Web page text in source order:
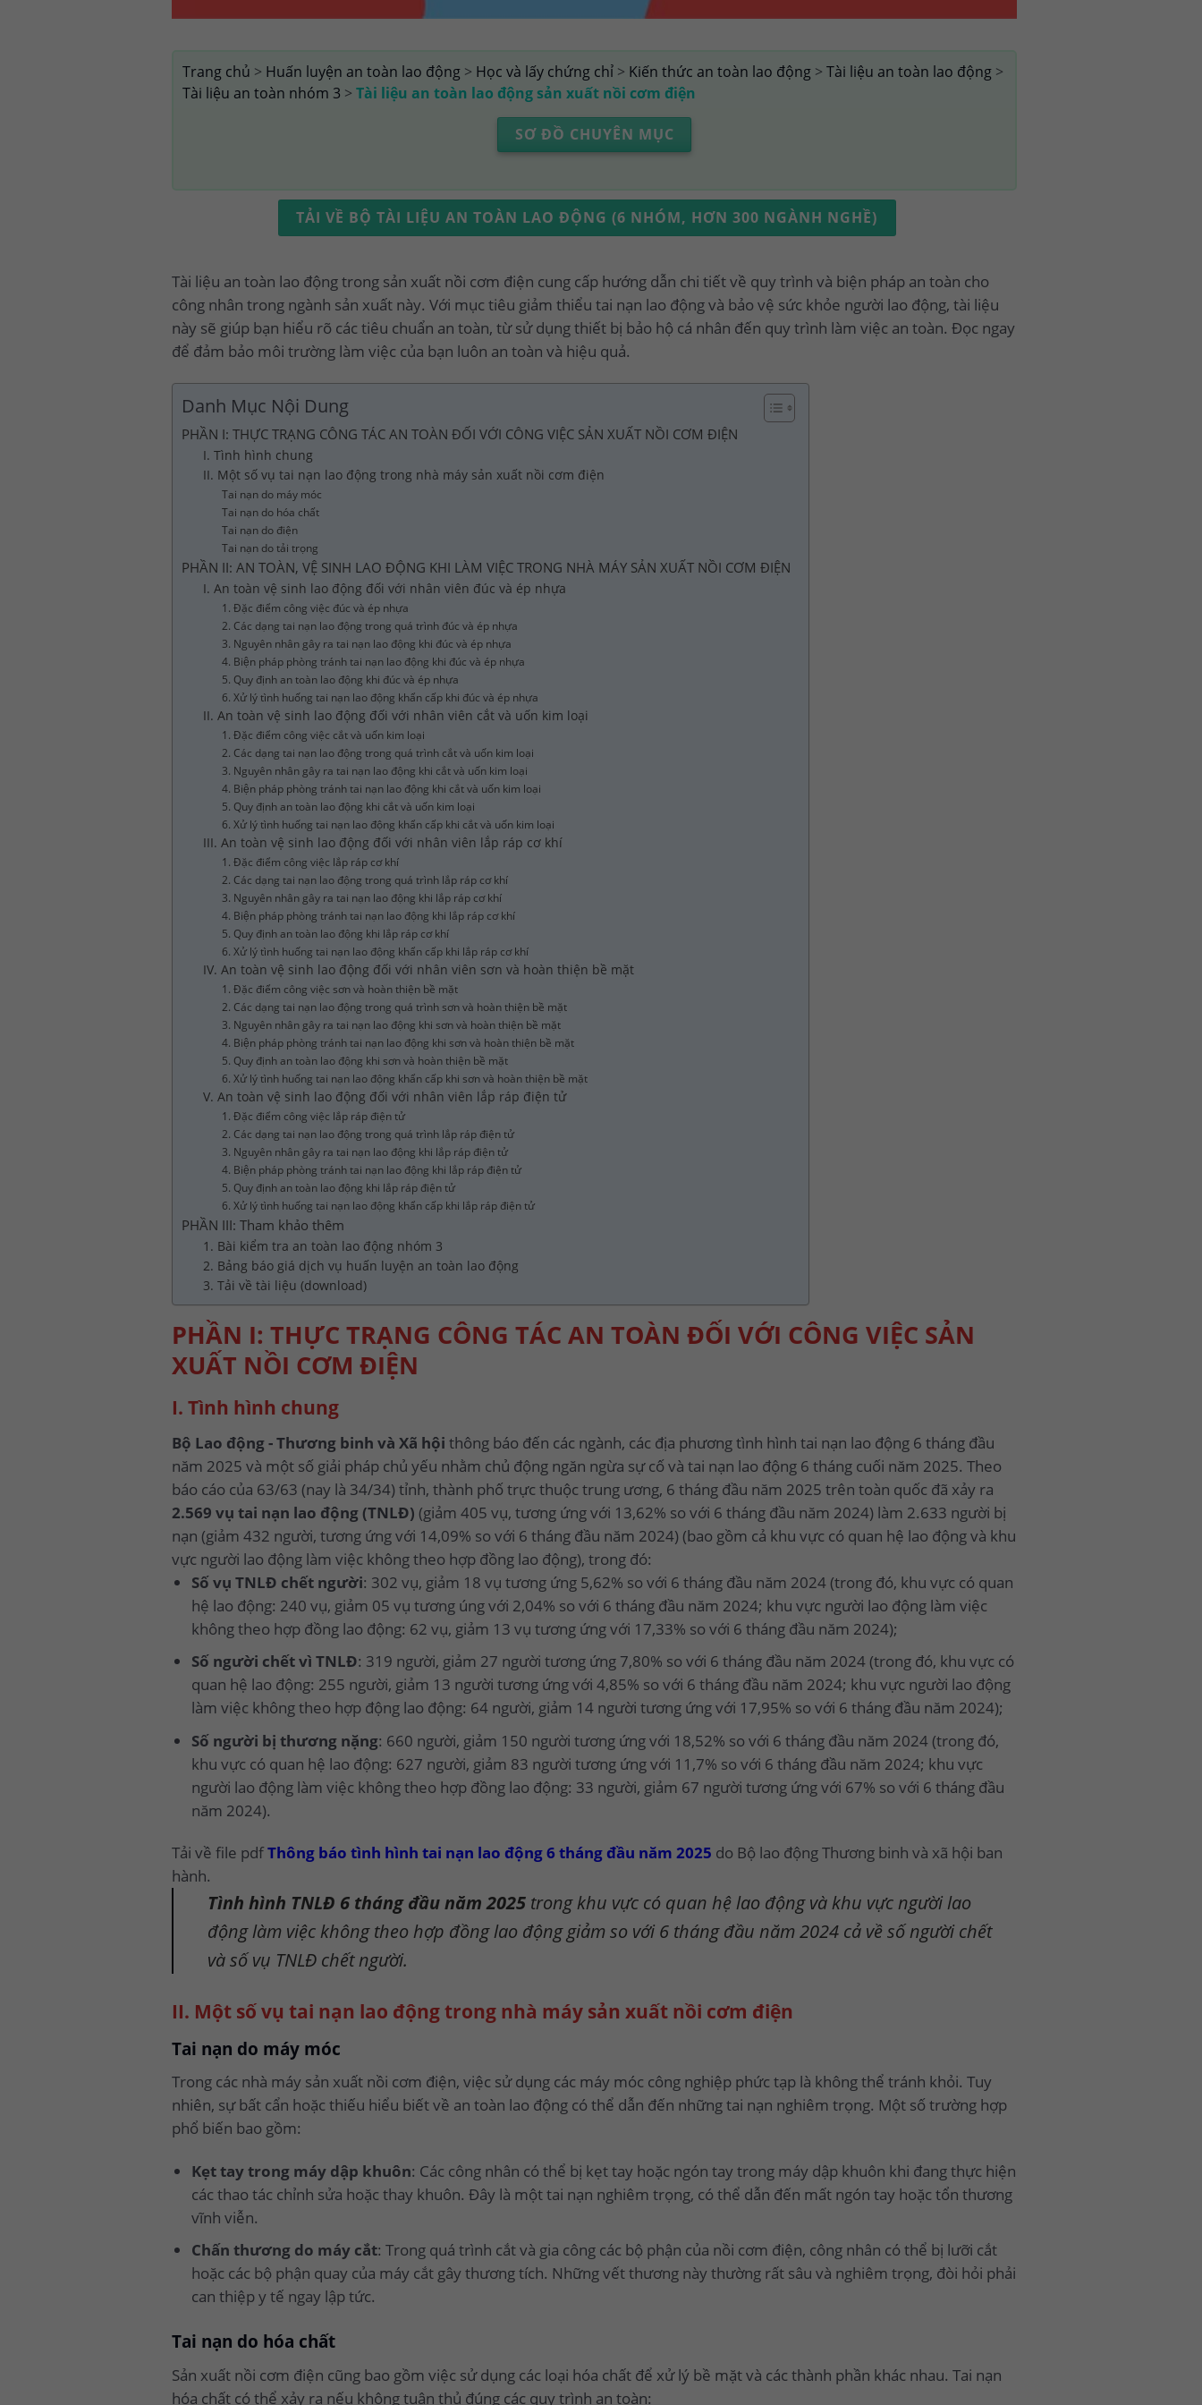
Trang chủ > Huấn luyện an toàn lao động > Học và lấy chứng chỉ > Kiến thức an toàn lao động > Tài liệu an toàn lao động >
Tài liệu an toàn nhóm 3 > Tài liệu an toàn lao động sản xuất nồi cơm điện
SƠ ĐỒ CHUYÊN MỤC
TẢI VỀ BỘ TÀI LIỆU AN TOÀN LAO ĐỘNG (6 NHÓM, HƠN 300 NGÀNH NGHỀ)
Tài liệu an toàn lao động trong sản xuất nồi cơm điện cung cấp hướng dẫn chi tiết về quy trình và biện pháp an toàn cho
công nhân trong ngành sản xuất này. Với mục tiêu giảm thiểu tai nạn lao động và bảo vệ sức khỏe người lao động, tài liệu
này sẽ giúp bạn hiểu rõ các tiêu chuẩn an toàn, từ sử dụng thiết bị bảo hộ cá nhân đến quy trình làm việc an toàn. Đọc ngay
để đảm bảo môi trường làm việc của bạn luôn an toàn và hiệu quả.
Danh Mục Nội Dung
PHẦN I: THỰC TRẠNG CÔNG TÁC AN TOÀN ĐỐI VỚI CÔNG VIỆC SẢN XUẤT NỒI CƠM ĐIỆN
I. Tình hình chung
II. Một số vụ tai nạn lao động trong nhà máy sản xuất nồi cơm điện
Tai nạn do máy móc
Tai nạn do hóa chất
Tai nạn do điện
Tai nạn do tải trọng
PHẦN II: AN TOÀN, VỆ SINH LAO ĐỘNG KHI LÀM VIỆC TRONG NHÀ MÁY SẢN XUẤT NỒI CƠM ĐIỆN
I. An toàn vệ sinh lao động đối với nhân viên đúc và ép nhựa
1. Đặc điểm công việc đúc và ép nhựa
2. Các dạng tai nạn lao động trong quá trình đúc và ép nhựa
3. Nguyên nhân gây ra tai nạn lao động khi đúc và ép nhựa
4. Biện pháp phòng tránh tai nạn lao động khi đúc và ép nhựa
5. Quy định an toàn lao động khi đúc và ép nhựa
6. Xử lý tình huống tai nạn lao động khẩn cấp khi đúc và ép nhựa
II. An toàn vệ sinh lao động đối với nhân viên cắt và uốn kim loại
1. Đặc điểm công việc cắt và uốn kim loại
2. Các dạng tai nạn lao động trong quá trình cắt và uốn kim loại
3. Nguyên nhân gây ra tai nạn lao động khi cắt và uốn kim loại
4. Biện pháp phòng tránh tai nạn lao động khi cắt và uốn kim loại
5. Quy định an toàn lao động khi cắt và uốn kim loại
6. Xử lý tình huống tai nạn lao động khẩn cấp khi cắt và uốn kim loại
III. An toàn vệ sinh lao động đối với nhân viên lắp ráp cơ khí
1. Đặc điểm công việc lắp ráp cơ khí
2. Các dạng tai nạn lao động trong quá trình lắp ráp cơ khí
3. Nguyên nhân gây ra tai nạn lao động khi lắp ráp cơ khí
4. Biện pháp phòng tránh tai nạn lao động khi lắp ráp cơ khí
5. Quy định an toàn lao động khi lắp ráp cơ khí
6. Xử lý tình huống tai nạn lao động khẩn cấp khi lắp ráp cơ khí
IV. An toàn vệ sinh lao động đối với nhân viên sơn và hoàn thiện bề mặt
1. Đặc điểm công việc sơn và hoàn thiện bề mặt
2. Các dạng tai nạn lao động trong quá trình sơn và hoàn thiện bề mặt
3. Nguyên nhân gây ra tai nạn lao động khi sơn và hoàn thiện bề mặt
4. Biện pháp phòng tránh tai nạn lao động khi sơn và hoàn thiện bề mặt
5. Quy định an toàn lao động khi sơn và hoàn thiện bề mặt
6. Xử lý tình huống tai nạn lao động khẩn cấp khi sơn và hoàn thiện bề mặt
V. An toàn vệ sinh lao động đối với nhân viên lắp ráp điện tử
1. Đặc điểm công việc lắp ráp điện tử
2. Các dạng tai nạn lao động trong quá trình lắp ráp điện tử
3. Nguyên nhân gây ra tai nạn lao động khi lắp ráp điện tử
4. Biện pháp phòng tránh tai nạn lao động khi lắp ráp điện tử
5. Quy định an toàn lao động khi lắp ráp điện tử
6. Xử lý tình huống tai nạn lao động khẩn cấp khi lắp ráp điện tử
PHẦN III: Tham khảo thêm
1. Bài kiểm tra an toàn lao động nhóm 3
2. Bảng báo giá dịch vụ huấn luyện an toàn lao động
3. Tải về tài liệu (download)
PHẦN I: THỰC TRẠNG CÔNG TÁC AN TOÀN ĐỐI VỚI CÔNG VIỆC SẢN
XUẤT NỒI CƠM ĐIỆN
I. Tình hình chung
Bộ Lao động - Thương binh và Xã hội thông báo đến các ngành, các địa phương tình hình tai nạn lao động 6 tháng đầu
năm 2025 và một số giải pháp chủ yếu nhằm chủ động ngăn ngừa sự cố và tai nạn lao động 6 tháng cuối năm 2025. Theo
báo cáo của 63/63 (nay là 34/34) tỉnh, thành phố trực thuộc trung ương, 6 tháng đầu năm 2025 trên toàn quốc đã xảy ra
2.569 vụ tai nạn lao động (TNLĐ) (giảm 405 vụ, tương ứng với 13,62% so với 6 tháng đầu năm 2024) làm 2.633 người bị
nạn (giảm 432 người, tương ứng với 14,09% so với 6 tháng đầu năm 2024) (bao gồm cả khu vực có quan hệ lao động và khu
vực người lao động làm việc không theo hợp đồng lao động), trong đó:
Số vụ TNLĐ chết người: 302 vụ, giảm 18 vụ tương ứng 5,62% so với 6 tháng đầu năm 2024 (trong đó, khu vực có quan
hệ lao động: 240 vụ, giảm 05 vụ tương úng với 2,04% so với 6 tháng đầu năm 2024; khu vực người lao động làm việc
không theo hợp đồng lao động: 62 vụ, giảm 13 vụ tương ứng với 17,33% so với 6 tháng đầu năm 2024);
Số người chết vì TNLĐ: 319 người, giảm 27 người tương ứng 7,80% so với 6 tháng đầu năm 2024 (trong đó, khu vực có
quan hệ lao động: 255 người, giảm 13 người tương ứng với 4,85% so với 6 tháng đầu năm 2024; khu vực người lao động
làm việc không theo hợp động lao động: 64 người, giảm 14 người tương ứng với 17,95% so với 6 tháng đầu năm 2024);
Số người bị thương nặng: 660 người, giảm 150 người tương ứng với 18,52% so với 6 tháng đầu năm 2024 (trong đó,
khu vực có quan hệ lao động: 627 người, giảm 83 người tương ứng với 11,7% so với 6 tháng đầu năm 2024; khu vực
người lao động làm việc không theo hợp đồng lao động: 33 người, giảm 67 người tương ứng với 67% so với 6 tháng đầu
năm 2024).
Tải về file pdfThông báo tình hình tai nạn lao động 6 tháng đầu năm 2025 do Bộ lao động Thương binh và xã hội ban
hành.
Tình hình TNLĐ 6 tháng đầu năm 2025trong khu vực có quan hệ lao động và khu vực người lao
động làm việc không theo hợp đồng lao động giảm so với 6 tháng đầu năm 2024 cả về số người chết
và số vụ TNLĐ chết người.
II. Một số vụ tai nạn lao động trong nhà máy sản xuất nồi cơm điện
Tai nạn do máy móc
Trong các nhà máy sản xuất nồi cơm điện, việc sử dụng các máy móc công nghiệp phức tạp là không thể tránh khỏi. Tuy
nhiên, sự bất cẩn hoặc thiếu hiểu biết về an toàn lao động có thể dẫn đến những tai nạn nghiêm trọng. Một số trường hợp
phổ biến bao gồm:
Kẹt tay trong máy dập khuôn: Các công nhân có thể bị kẹt tay hoặc ngón tay trong máy dập khuôn khi đang thực hiện
các thao tác chỉnh sửa hoặc thay khuôn. Đây là một tai nạn nghiêm trọng, có thể dẫn đến mất ngón tay hoặc tổn thương
vĩnh viễn.
Chấn thương do máy cắt: Trong quá trình cắt và gia công các bộ phận của nồi cơm điện, công nhân có thể bị lưỡi cắt
hoặc các bộ phận quay của máy cắt gây thương tích. Những vết thương này thường rất sâu và nghiêm trọng, đòi hỏi phải
can thiệp y tế ngay lập tức.
Tai nạn do hóa chất
Sản xuất nồi cơm điện cũng bao gồm việc sử dụng các loại hóa chất để xử lý bề mặt và các thành phần khác nhau. Tai nạn
hóa chất có thể xảy ra nếu không tuân thủ đúng các quy trình an toàn: